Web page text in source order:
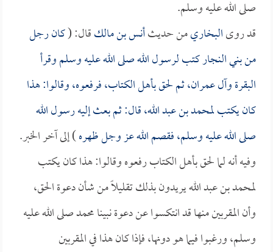
صلى الله عليه وسلم.
قد روىالبخاريمن حديثأنس بن مالكقال: (كان رجل
من بني النجار كتب لرسول الله صلى الله عليه وسلم وقرأ
البقرة وآل عمران، ثم لحق بأهل الكتاب، فرفعوه، وقالوا: هذا
كان يكتب لمحمد بن عبد الله، قال: ثم بعث إليه رسول الله
صلى الله عليه وسلم، فقصم الله عز وجل ظهره) إلى آخر الخبر.
وفيه أنه لما لحق بأهل الكتاب رفعوه وقالوا: هذا كان يكتب
لمحمد بن عبد الله يريدون بذلك تقليلاً من شأن دعوة الحق،
وأن المقربين منها قد انتكسوا عن دعوة نبينا محمد صلى الله عليه
وسلم، ورغبوا فيما هو دونها، فإذا كان هذا في المقربين